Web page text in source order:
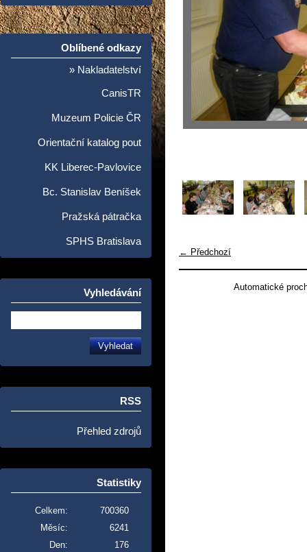
← Předchozí
Automatické
Oblíbené odkazy
» Nakladatelství
CanisTR
Muzeum Policie ČR
Orientační katalog pout
KK Liberec-Pavlovice
Bc. Stanislav Beníšek
Pražská pátračka
SPHS Bratislava
Vyhledávání
RSS
Přehled zdrojů
Statistiky
Celkem:
700360
Měsíc:
6241
Den:
176